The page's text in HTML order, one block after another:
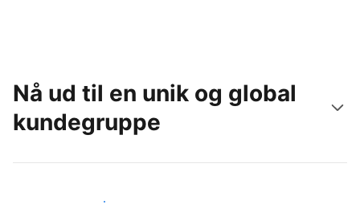
Nå ud til en unik og global
kundegruppe
Nå ud til nye gæster i dag